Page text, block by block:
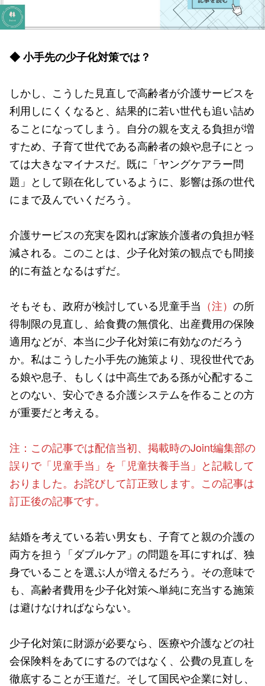
◆ 小手先の少子化対策では？
しかし、こうした見直しで高齢者が介護サービスを
利用しにくくなると、結果的に若い世代も追い詰め
ることになってしまう。自分の親を支える負担が増
すため、子育て世代である高齢者の娘や息子にとっ
ては大きなマイナスだ。既に「ヤングケアラー問
題」として顕在化しているように、影響は孫の世代
にまで及んでいくだろう。
介護サービスの充実を図れば家族介護者の負担が軽
減される。このことは、少子化対策の観点でも間接
的に有益となるはずだ。
そもそも、政府が検討している児童手当 （注） の所
得制限の見直し、給食費の無償化、出産費用の保険
適用などが、本当に少子化対策に有効なのだろう
か。私はこうした小手先の施策より、現役世代であ
る娘や息子、もしくは中高生である孫が心配するこ
とのない、安心できる介護システムを作ることの方
が重要だと考える。
注：この記事では配信当初、掲載時のJoint編集部の
誤りで「児童手当」を「児童扶養手当」と記載して
おりました。お詫びして訂正致します。この記事は
訂正後の記事です。
結婚を考えている若い男女も、子育てと親の介護の
両方を担う「ダブルケア」の問題を耳にすれば、独
身でいることを選ぶ人が増えるだろう。その意味で
も、高齢者費用を少子化対策へ単純に充当する施策
は避けなければならない。
少子化対策に財源が必要なら、医療や介護などの社
会保険料をあてにするのではなく、公費の見直しを
徹底することが王道だ。そして国民や企業に対し、